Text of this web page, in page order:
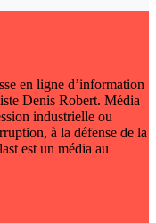
en ligne d’information
Denis Robert. Média
industrielle ou
à la défense de la
est un média au